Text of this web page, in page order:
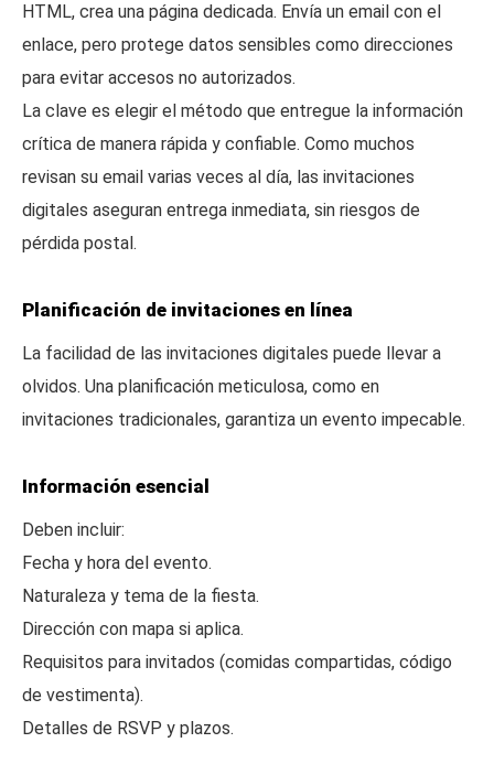
HTML, crea una página dedicada. Envía un email con el
enlace, pero protege datos sensibles como direcciones
para evitar accesos no autorizados.
La clave es elegir el método que entregue la información
crítica de manera rápida y confiable. Como muchos
revisan su email varias veces al día, las invitaciones
digitales aseguran entrega inmediata, sin riesgos de
pérdida postal.
Planificación de invitaciones en línea
La facilidad de las invitaciones digitales puede llevar a
olvidos. Una planificación meticulosa, como en
invitaciones tradicionales, garantiza un evento impecable.
Información esencial
Deben incluir:
Fecha y hora del evento.
Naturaleza y tema de la fiesta.
Dirección con mapa si aplica.
Requisitos para invitados (comidas compartidas, código
de vestimenta).
Detalles de RSVP y plazos.